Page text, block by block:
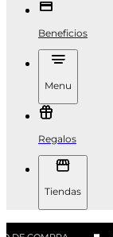
Beneficios
Menu
Regalos
Tiendas